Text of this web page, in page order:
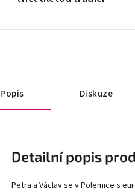
Popis Diskuze
Detailní popis
Petra a Václav se v Polemice s